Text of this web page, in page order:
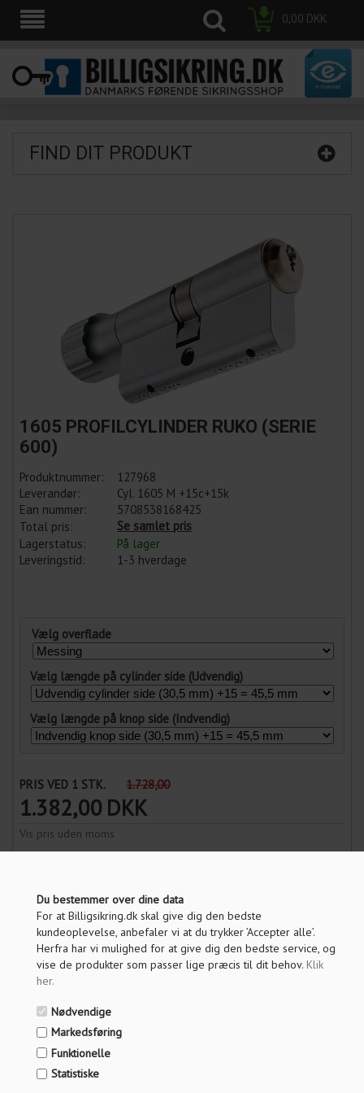
Du bestemmer over dine data
For at Billigsikring.dk skal give dig den bedste
kundeoplevelse, anbefaler vi at du trykker ’Accepter alle’.
Herfra har vi mulighed for at give dig den bedste service, og
vise de produkter som passer lige præcis til dit behov. Klik
her.
Nødvendige
Markedsføring
Funktionelle
Statistiske
0,00 DKK
FIND DIT PRODUKT
1605 PROFILCYLINDER RUKO (SERIE
600)
Produktnummer:
127968
Leverandør:
Cyl. 1605 M +15c+15k
Ean nummer:
5708538168425
Total pris:
Se samlet pris
Lagerstatus:
På lager
Leveringstid:
1-3 hverdage
Vælg overflade
Vælg længde på cylinder side (Udvendig)
Vælg længde på knop side (Indvendig)
PRIS VED 1 STK. 1.728,00
1.382,00 DKK
Vis pris uden moms
ANTAL
LÆG I KURV
OM PRODUKTET
SPECIFIKATIONER
SPØRG OS